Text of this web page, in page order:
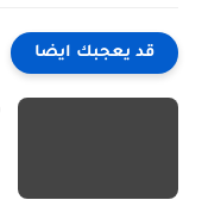
قد يعجبك ايضا